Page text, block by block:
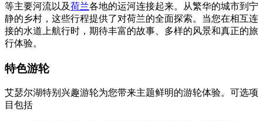
等主要河流以及荷兰各地的运河连接起来。从繁华的城市到宁
静的乡村，这些行程提供了对荷兰的全面探索。当您在相互连
接的水道上航行时，期待丰富的故事、多样的风景和真正的旅
行体验。
特色游轮
艾瑟尔湖特别兴趣游轮为您带来主题鲜明的游轮体验。可选项
目包括